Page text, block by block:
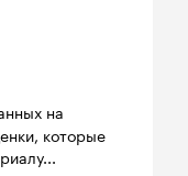
на
которые